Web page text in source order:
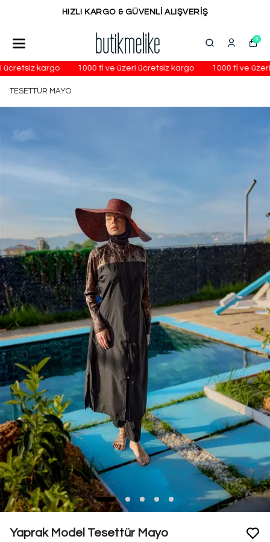
HIZLI KARGO & GÜVENLİ ALIŞVERİŞ
0
kargo 1000 tl ve üzeri ücretsiz kargo 1000 tl ve
TESETTÜR MAYO
Yaprak Model Tesettür Mayo